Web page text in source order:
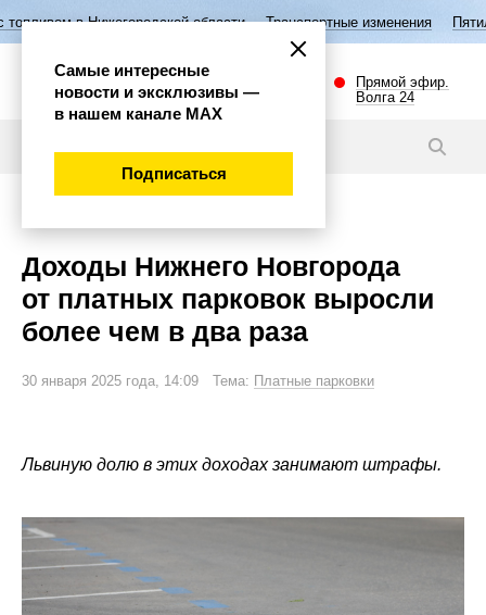
области Транспортные изменения Пятилетие семьи
Прямой эфир.
Волга 24
Доходы Нижнего Новгорода
от платных парковок выросли
более чем в два раза
30 января 2025 года, 14:09 Тема: Платные парковки
Львиную долю в этих доходах занимают штрафы.
Самые интересные
новости и эксклюзивы —
в нашем канале МАХ
Подписаться